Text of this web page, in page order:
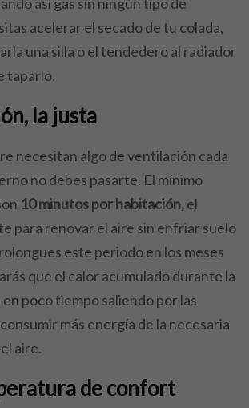
acelerar el secado de tu colada,
una silla o el tendedero al radiador
taparlo.
la justa
necesitan algo de ventilación cada
no debes pasarte. El mínimo
10 minutos por habitación,el
para renovar el aire sin enfriar suelo
este periodo en los meses
que el calor acumulado durante la
poco tiempo saliendo por las
más energía de la necesaria
aire.
de confort